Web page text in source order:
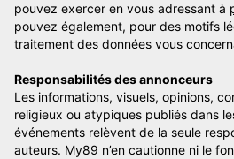
pouvez exercer en vous adressant à
pouvez également, pour des motifs
traitement des données vous
Responsabilités des annonceurs
Les informations, visuels, opinions,
religieux ou atypiques publiés dans
événements relèvent de la seule
auteurs. My89 n’en cautionne ni le